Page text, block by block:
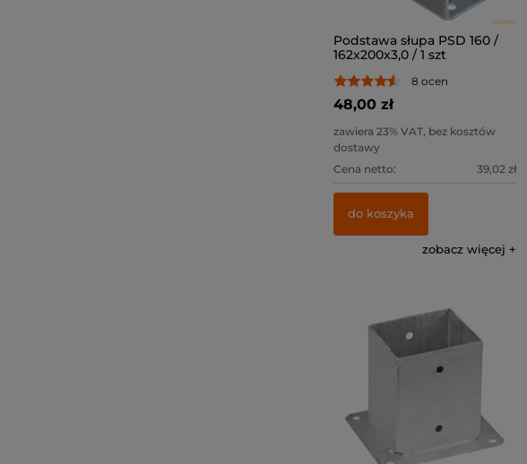
Podstawa słupa PSD 160 /
162x200x3,0 / 1 szt
8 ocen
48,00 zł
zawiera 23% VAT, bez kosztów
dostawy
Cena netto:
39,02 zł
do koszyka
zobacz więcej